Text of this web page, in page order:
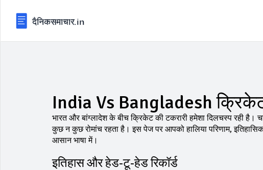
India Vs Bangladesh
भारत और बांग्लादेश के बीच क्रिकेट की टकरारी हमेशा दिलचस्प रही है।
कुछ न कुछ रोमांच रहता है। इस पेज पर आपको हालिया परिणाम,
आसान भाषा में।
इतिहास और हेड‑टू‑हेड रिकॉर्ड